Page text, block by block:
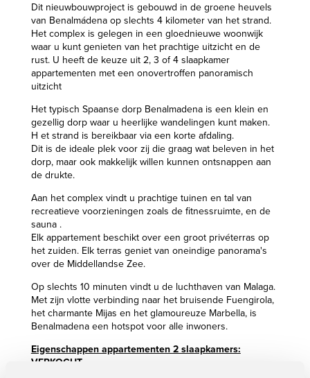
Dit nieuwbouwproject is gebouwd in de groene heuvels
van Benalmádena op slechts 4 kilometer van het strand.
Het complex is gelegen in een gloednieuwe woonwijk
waar u kunt genieten van het prachtige uitzicht en de
rust. U heeft de keuze uit 2, 3 of 4 slaapkamer
appartementen met een onovertroffen panoramisch
uitzicht
Het typisch Spaanse dorp Benalmadena is een klein en
gezellig dorp waar u heerlijke wandelingen kunt maken.
H et strand is bereikbaar via een korte afdaling.
Dit is de ideale plek voor zij die graag wat beleven in het
dorp, maar ook makkelijk willen kunnen ontsnappen aan
de drukte.
Aan het complex vindt u prachtige tuinen en tal van
recreatieve voorzieningen zoals de fitnessruimte, en de
sauna .
Elk appartement beschikt over een groot privéterras op
het zuiden. Elk terras geniet van oneindige panorama's
over de Middellandse Zee.
Op slechts 10 minuten vindt u de luchthaven van Malaga.
Met zijn vlotte verbinding naar het bruisende Fuengirola,
het charmante Mijas en het glamoureuze Marbella, is
Benalmadena een hotspot voor alle inwoners.
Eigenschappen appartementen 2 slaapkamers:
VERKOCHT